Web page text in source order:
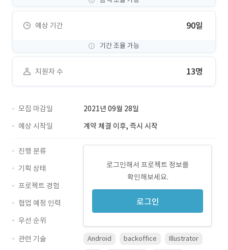
예상 기간 90일
기간 조율 가능
지원자 수 13명
모집 마감일
2021년 09월 28일
예상 시작일
계약 체결 이후, 즉시 시작
로그인해서 프로젝트 정보를
확인해보세요.
로그인
진행 분류
기획 상태
프로젝트 경험
협업 예정 인력
우선 순위
관련 기술
Android backoffice
Illustrator